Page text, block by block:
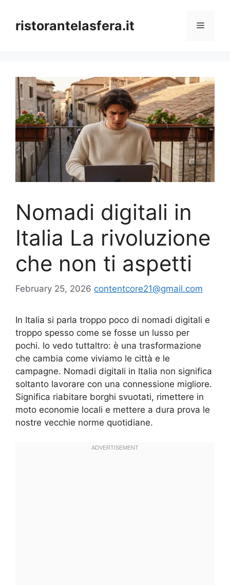
contentristorantelasfera.it Menu
Nomadi digitali in
Italia La rivoluzione
che non ti aspetti
February 25, 2026 contentcore21@gmail.com
In Italia si parla troppo poco di nomadi digitali e
troppo spesso come se fosse un lusso per
pochi. Io vedo tuttaltro: è una trasformazione
che cambia come viviamo le città e le
campagne. Nomadi digitali in Italia non significa
soltanto lavorare con una connessione migliore.
Significa riabitare borghi svuotati, rimettere in
moto economie locali e mettere a dura prova le
nostre vecchie norme quotidiane.